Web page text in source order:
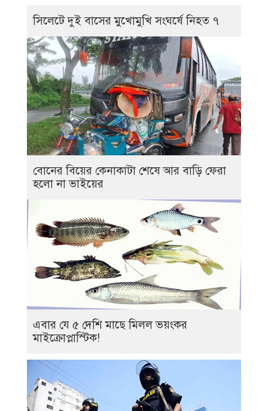
সিলেটে দুই বাসের মুখোমুখি সংঘর্ষে নিহত ৭
বোনের বিয়ের কেনাকাটা শেষে আর বাড়ি ফেরা
হলো না ভাইয়ের
এবার যে ৫ দেশি মাছে মিলল ভয়ংকর
মাইক্রোপ্লাস্টিক!